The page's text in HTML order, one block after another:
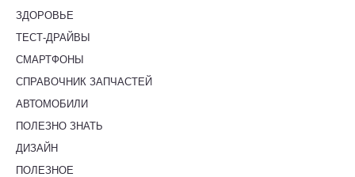
ЗДОРОВЬЕ
ТЕСТ-ДРАЙВЫ
СМАРТФОНЫ
СПРАВОЧНИК ЗАПЧАСТЕЙ
АВТОМОБИЛИ
ПОЛЕЗНО ЗНАТЬ
ДИЗАЙН
ПОЛЕЗНОЕ